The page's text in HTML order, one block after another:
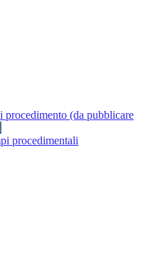
procedimento (da pubblicare
procedimentali